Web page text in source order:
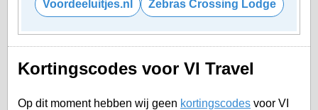
Voordeeluitjes.nl Zebras Crossing Lodge
Kortingscodes voor VI Travel
Op dit moment hebben wij geen kortingscodes voor VI